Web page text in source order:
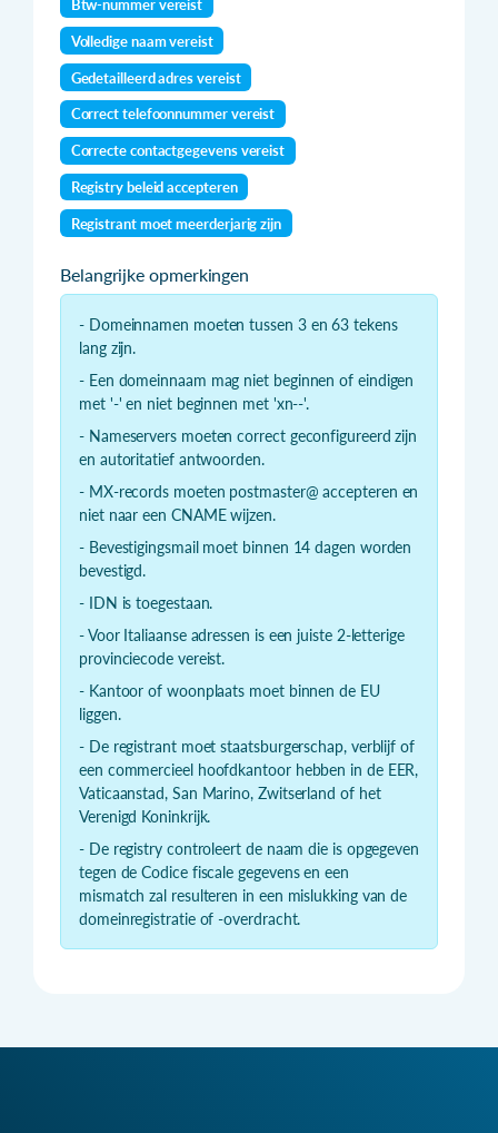
Btw-nummer vereist
Volledige naam vereist
Gedetailleerd adres vereist
Correct telefoonnummer vereist
Correcte contactgegevens vereist
Registry beleid accepteren
Registrant moet meerderjarig zijn
Belangrijke opmerkingen
- Domeinnamen moeten tussen 3 en 63 tekens
lang zijn.
- Een domeinnaam mag niet beginnen of eindigen
met '-' en niet beginnen met 'xn--'.
- Nameservers moeten correct geconfigureerd zijn
en autoritatief antwoorden.
- MX-records moeten postmaster@ accepteren en
niet naar een CNAME wijzen.
- Bevestigingsmail moet binnen 14 dagen worden
bevestigd.
- IDN is toegestaan.
- Voor Italiaanse adressen is een juiste 2-letterige
provinciecode vereist.
- Kantoor of woonplaats moet binnen de EU
liggen.
- De registrant moet staatsburgerschap, verblijf of
een commercieel hoofdkantoor hebben in de EER,
Vaticaanstad, San Marino, Zwitserland of het
Verenigd Koninkrijk.
- De registry controleert de naam die is opgegeven
tegen de Codice fiscale gegevens en een
mismatch zal resulteren in een mislukking van de
domeinregistratie of -overdracht.